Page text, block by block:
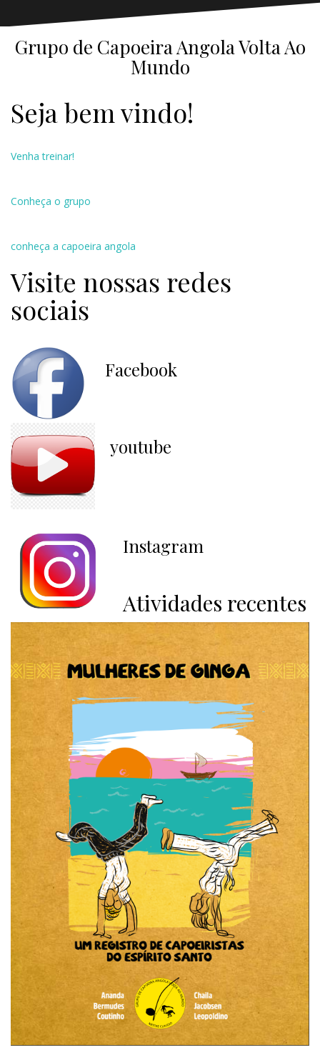
Grupo de Capoeira Angola Volta Ao
Mundo
Seja bem vindo!
Venha treinar!
Conheça o grupo
conheça a capoeira angola
Visite nossas redes
sociais
Facebook
youtube
Instagram
Atividades recentes